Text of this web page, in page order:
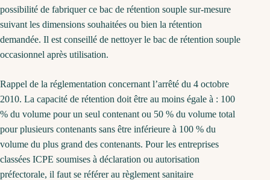
possibilité de fabriquer ce bac de rétention souple sur-mesure
suivant les dimensions souhaitées ou bien la rétention
demandée. Il est conseillé de nettoyer le bac de rétention souple
occasionnel après utilisation.
Rappel de la réglementation concernant l’arrêté du 4 octobre
2010. La capacité de rétention doit être au moins égale à : 100
% du volume pour un seul contenant ou 50 % du volume total
pour plusieurs contenants sans être inférieure à 100 % du
volume du plus grand des contenants. Pour les entreprises
classées ICPE soumises à déclaration ou autorisation
préfectorale, il faut se référer au règlement sanitaire